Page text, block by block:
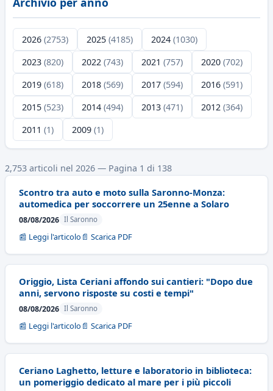
2026 (2753) 2025 (4185) 2024 (1030)
2023 (820) 2022 (743) 2021 (757) 2020 (702)
2019 (618) 2018 (569) 2017 (594) 2016 (591)
2015 (523) 2014 (494) 2013 (471) 2012 (364)
2011 (1) 2009 (1)
2,753 articoli nel 2026 — Pagina 1 di 138
Scontro tra auto e moto sulla Saronno-Monza:
automedica per soccorrere un 25enne a Solaro
08/08/2026 Il Saronno
📰 Leggi l'articolo 📄 Scarica PDF
Origgio, Lista Ceriani affondo sui cantieri: "Dopo due
anni, servono risposte su costi e tempi"
08/08/2026 Il Saronno
📰 Leggi l'articolo 📄 Scarica PDF
Ceriano Laghetto, letture e laboratorio in biblioteca:
un pomeriggio dedicato al mare per i più piccoli